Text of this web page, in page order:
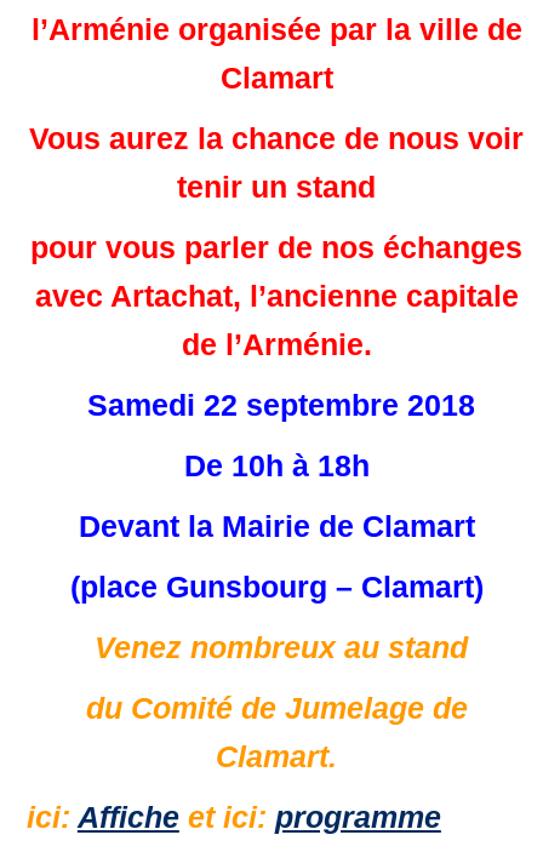
Majadahonda
Les domaines d’intervention
Les villes jumelles
Agenda et bulletins
Inscription à la lettre d’Information
Formulaire de Contact
l’Arménie organisée par la ville de
Clamart
Vous aurez la chance de nous voir
tenir un stand
pour vous parler de nos échanges
avec Artachat, l’ancienne capitale
de l’Arménie.
Samedi 22 septembre 2018
De 10h à 18h
Devant la Mairie de Clamart
(place Gunsbourg – Clamart)
Venez nombreux au stand
du Comité de Jumelage de
Clamart.
ici: Afficheet ici: programme